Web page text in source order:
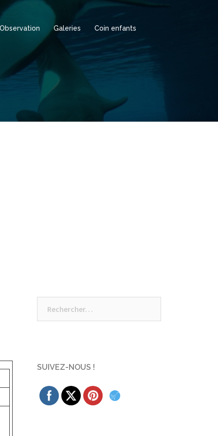
Observation Galeries Coin enfants
SUIVEZ-NOUS !